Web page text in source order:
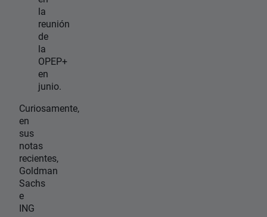
la
reunión
de
la
OPEP+
en
junio.
Curiosamente,
en
sus
notas
recientes,
Goldman
Sachs
e
ING